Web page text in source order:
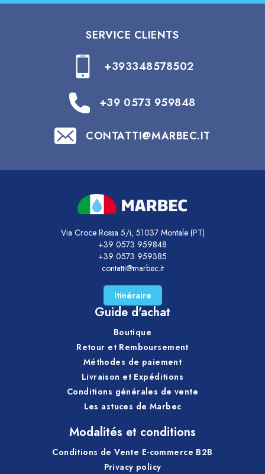
SERVICE CLIENTS
+393348578502
+39 0573 959848
CONTATTI@MARBEC.IT
Via Croce Rossa 5/i, 51037 Montale (PT)
+39 0573 959848
+39 0573 959385
contatti@marbec.it
Itinéraire
Guide d'achat
Boutique
Retour et Remboursement
Méthodes de paiement
Livraison et Expéditions
Conditions générales de vente
Les astuces de Marbec
Modalités et conditions
Conditions de Vente E-commerce B2B
Privacy policy